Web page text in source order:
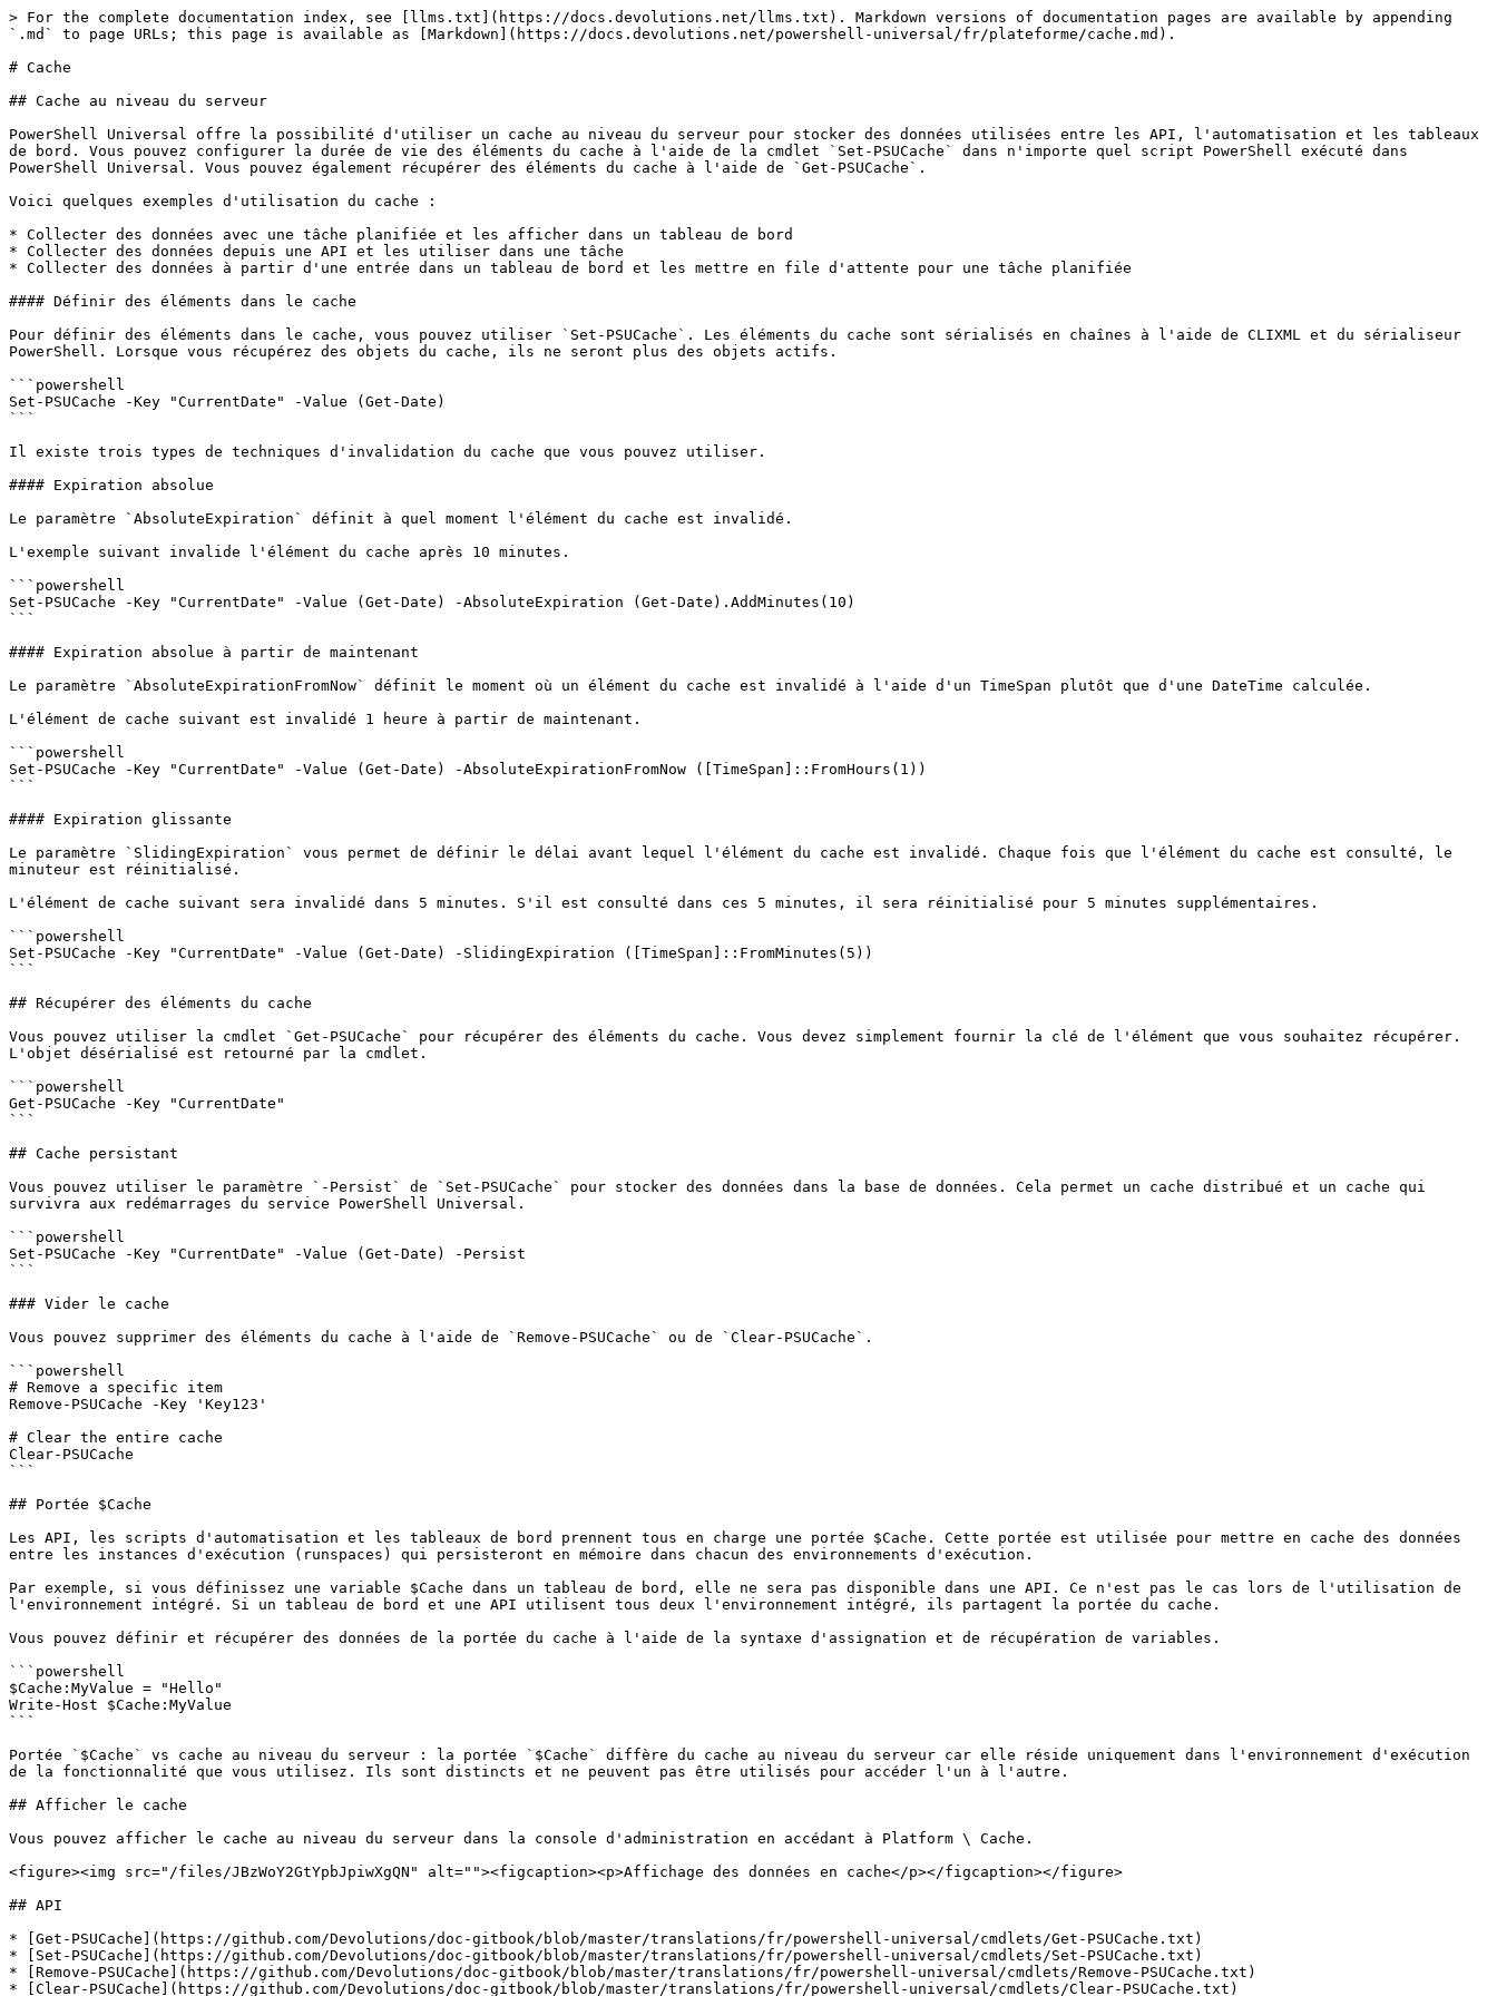
> For the complete documentation index, see [llms.txt](https://docs.devolutions.net/llms.txt). Markdown versions of documentation pages are available by appending
`.md` to page URLs; this page is available as [Markdown](https://docs.devolutions.net/powershell-universal/fr/plateforme/cache.md).
# Cache
## Cache au niveau du serveur
PowerShell Universal offre la possibilité d'utiliser un cache au niveau du serveur pour stocker des données utilisées entre les API, l'automatisation et les tableaux
de bord. Vous pouvez configurer la durée de vie des éléments du cache à l'aide de la cmdlet `Set-PSUCache` dans n'importe quel script PowerShell exécuté dans
PowerShell Universal. Vous pouvez également récupérer des éléments du cache à l'aide de `Get-PSUCache`.
Voici quelques exemples d'utilisation du cache :
* Collecter des données avec une tâche planifiée et les afficher dans un tableau de bord
* Collecter des données depuis une API et les utiliser dans une tâche
* Collecter des données à partir d'une entrée dans un tableau de bord et les mettre en file d'attente pour une tâche planifiée
#### Définir des éléments dans le cache
Pour définir des éléments dans le cache, vous pouvez utiliser `Set-PSUCache`. Les éléments du cache sont sérialisés en chaînes à l'aide de CLIXML et du sérialiseur
PowerShell. Lorsque vous récupérez des objets du cache, ils ne seront plus des objets actifs.
```powershell
Set-PSUCache -Key "CurrentDate" -Value (Get-Date)
```
Il existe trois types de techniques d'invalidation du cache que vous pouvez utiliser.
#### Expiration absolue
Le paramètre `AbsoluteExpiration` définit à quel moment l'élément du cache est invalidé.
L'exemple suivant invalide l'élément du cache après 10 minutes.
```powershell
Set-PSUCache -Key "CurrentDate" -Value (Get-Date) -AbsoluteExpiration (Get-Date).AddMinutes(10)
```
#### Expiration absolue à partir de maintenant
Le paramètre `AbsoluteExpirationFromNow` définit le moment où un élément du cache est invalidé à l'aide d'un TimeSpan plutôt que d'une DateTime calculée.
L'élément de cache suivant est invalidé 1 heure à partir de maintenant.
```powershell
Set-PSUCache -Key "CurrentDate" -Value (Get-Date) -AbsoluteExpirationFromNow ([TimeSpan]::FromHours(1))
```
#### Expiration glissante
Le paramètre `SlidingExpiration` vous permet de définir le délai avant lequel l'élément du cache est invalidé. Chaque fois que l'élément du cache est consulté, le
minuteur est réinitialisé.
L'élément de cache suivant sera invalidé dans 5 minutes. S'il est consulté dans ces 5 minutes, il sera réinitialisé pour 5 minutes supplémentaires.
```powershell
Set-PSUCache -Key "CurrentDate" -Value (Get-Date) -SlidingExpiration ([TimeSpan]::FromMinutes(5))
```
## Récupérer des éléments du cache
Vous pouvez utiliser la cmdlet `Get-PSUCache` pour récupérer des éléments du cache. Vous devez simplement fournir la clé de l'élément que vous souhaitez récupérer.
L'objet désérialisé est retourné par la cmdlet.
```powershell
Get-PSUCache -Key "CurrentDate"
```
## Cache persistant
Vous pouvez utiliser le paramètre `-Persist` de `Set-PSUCache` pour stocker des données dans la base de données. Cela permet un cache distribué et un cache qui
survivra aux redémarrages du service PowerShell Universal.
```powershell
Set-PSUCache -Key "CurrentDate" -Value (Get-Date) -Persist
```
### Vider le cache
Vous pouvez supprimer des éléments du cache à l'aide de `Remove-PSUCache` ou de `Clear-PSUCache`.
```powershell
# Remove a specific item
Remove-PSUCache -Key 'Key123'
# Clear the entire cache
Clear-PSUCache
```
## Portée $Cache
Les API, les scripts d'automatisation et les tableaux de bord prennent tous en charge une portée $Cache. Cette portée est utilisée pour mettre en cache des données
entre les instances d'exécution (runspaces) qui persisteront en mémoire dans chacun des environnements d'exécution.
Par exemple, si vous définissez une variable $Cache dans un tableau de bord, elle ne sera pas disponible dans une API. Ce n'est pas le cas lors de l'utilisation de
l'environnement intégré. Si un tableau de bord et une API utilisent tous deux l'environnement intégré, ils partagent la portée du cache.
Vous pouvez définir et récupérer des données de la portée du cache à l'aide de la syntaxe d'assignation et de récupération de variables.
```powershell
$Cache:MyValue = "Hello"
Write-Host $Cache:MyValue
```
Portée `$Cache` vs cache au niveau du serveur : la portée `$Cache` diffère du cache au niveau du serveur car elle réside uniquement dans l'environnement d'exécution
de la fonctionnalité que vous utilisez. Ils sont distincts et ne peuvent pas être utilisés pour accéder l'un à l'autre.
## Afficher le cache
Vous pouvez afficher le cache au niveau du serveur dans la console d'administration en accédant à Platform \ Cache.
<figure><img src="/files/JBzWoY2GtYpbJpiwXgQN" alt=""><figcaption><p>Affichage des données en cache</p></figcaption></figure>
## API
* [Get-PSUCache](https://github.com/Devolutions/doc-gitbook/blob/master/translations/fr/powershell-universal/cmdlets/Get-PSUCache.txt)
* [Set-PSUCache](https://github.com/Devolutions/doc-gitbook/blob/master/translations/fr/powershell-universal/cmdlets/Set-PSUCache.txt)
* [Remove-PSUCache](https://github.com/Devolutions/doc-gitbook/blob/master/translations/fr/powershell-universal/cmdlets/Remove-PSUCache.txt)
* [Clear-PSUCache](https://github.com/Devolutions/doc-gitbook/blob/master/translations/fr/powershell-universal/cmdlets/Clear-PSUCache.txt)